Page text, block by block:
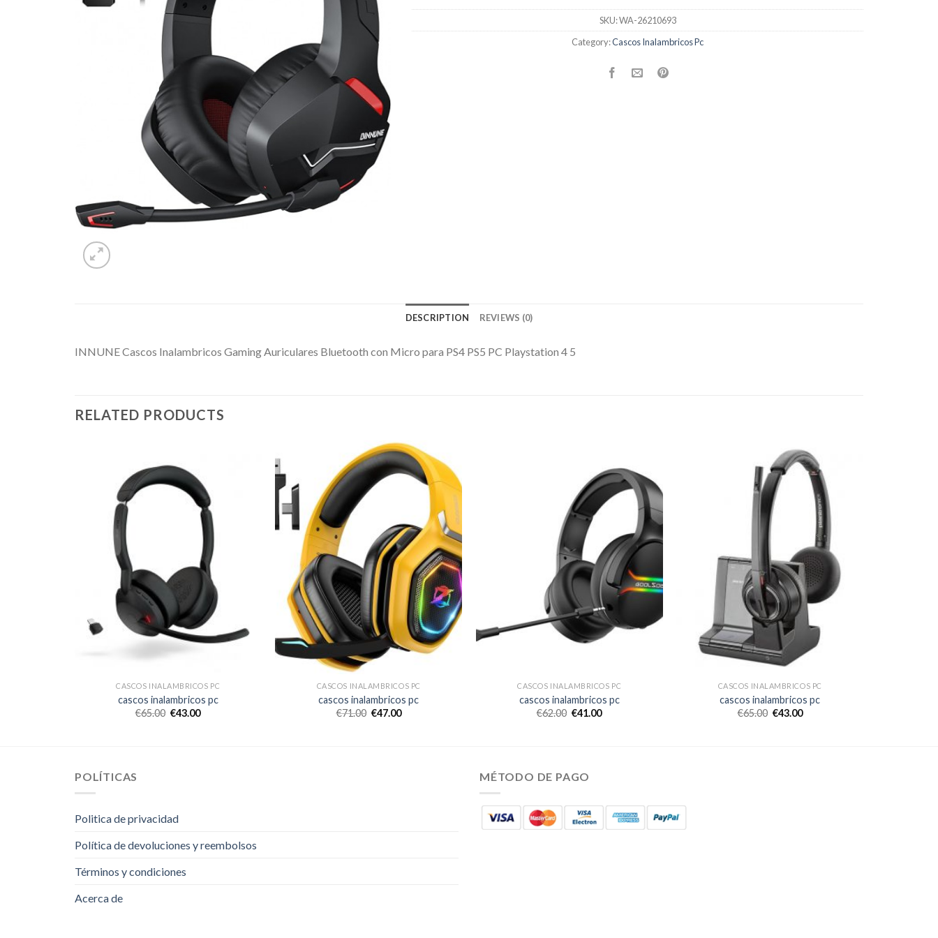
SKU:WA-26210693
Category:Cascos Inalambricos Pc
DESCRIPTION REVIEWS (0)
INNUNE Cascos Inalambricos Gaming Auriculares Bluetooth con Micro para PS4 PS5 PC Playstation 4 5
RELATED PRODUCTS
CASCOS INALAMBRICOS PC
cascos inalambricos pc
€65.00 €43.00
CASCOS INALAMBRICOS PC
cascos inalambricos pc
€71.00 €47.00
CASCOS INALAMBRICOS PC
cascos inalambricos pc
€62.00 €41.00
CASCOS INALAMBRICOS PC
cascos inalambricos pc
€65.00 €43.00
POLÍTICAS
Politica de privacidad
Política de devoluciones y reembolsos
Términos y condiciones
Acerca de
MÉTODO DE PAGO